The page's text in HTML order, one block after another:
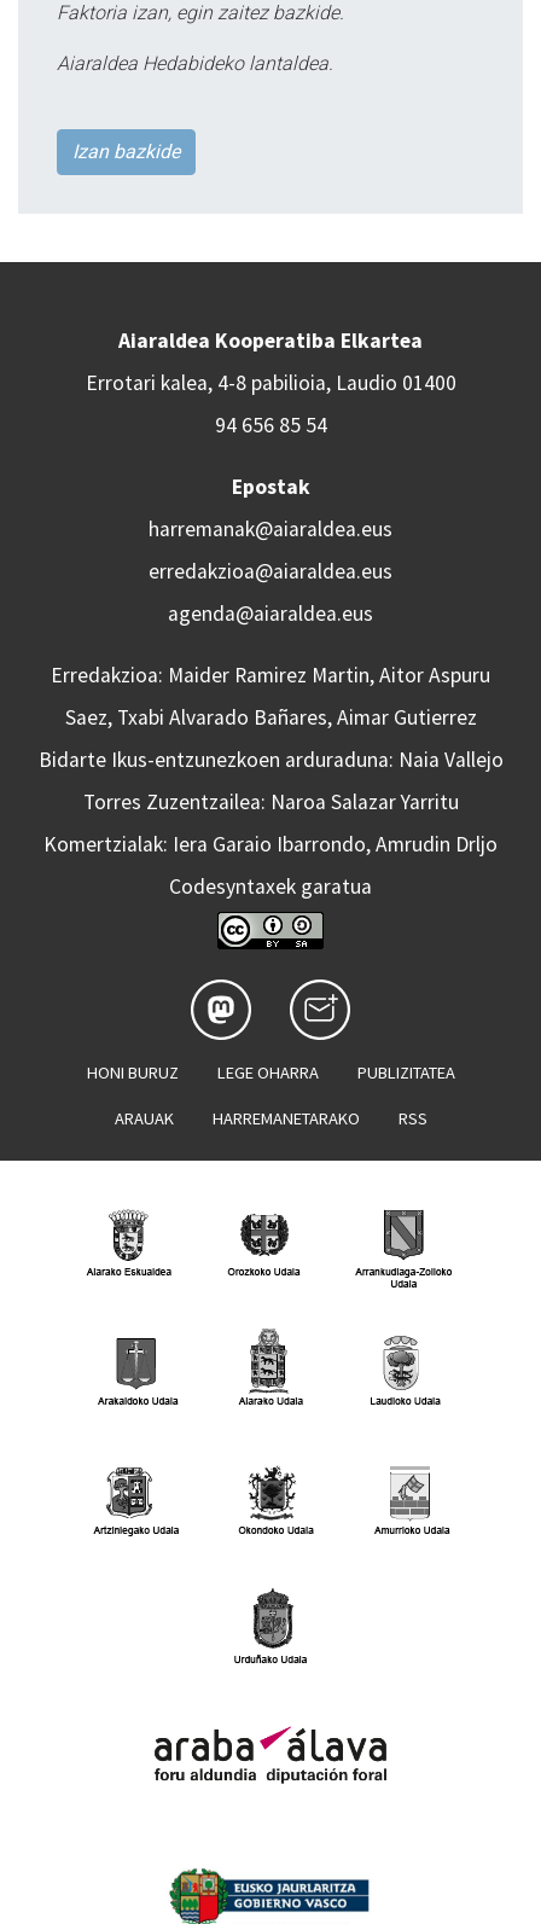
Faktoria izan, egin zaitez bazkide.
Aiaraldea Hedabideko lantaldea.
Izan bazkide
Aiaraldea Kooperatiba Elkartea
Errotari kalea, 4-8 pabilioia, Laudio 01400
94 656 85 54
Epostak
harremanak@aiaraldea.eus
erredakzioa@aiaraldea.eus
agenda@aiaraldea.eus
Erredakzioa: Maider Ramirez Martin, Aitor Aspuru
Saez, Txabi Alvarado Bañares, Aimar Gutierrez
Bidarte Ikus-entzunezkoen arduraduna: Naia Vallejo
Torres Zuzentzailea: Naroa Salazar Yarritu
Komertzialak: Iera Garaio Ibarrondo, Amrudin Drljo
Codesyntaxek garatua
HONI BURUZ LEGE OHARRA PUBLIZITATEA
ARAUAK HARREMANETARAKO RSS